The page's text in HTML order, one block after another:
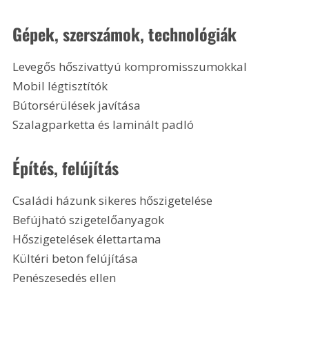
Gépek, szerszámok, technológiák
Levegős hőszivattyú kompromisszumokkal
Mobil légtisztítók
Bútorsérülések javítása
Szalagparketta és laminált padló
Építés, felújítás
Családi házunk sikeres hőszigetelése
Befújható szigetelőanyagok
Hőszigetelések élettartama
Kültéri beton felújítása
Penészesedés ellen